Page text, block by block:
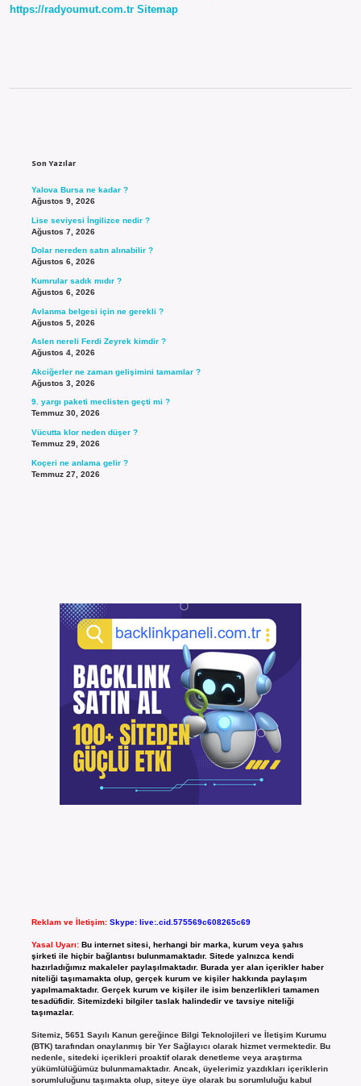
https://radyoumut.com.tr Sitemap
Son Yazılar
Yalova Bursa ne kadar ?
Ağustos 9, 2026
Lise seviyesi İngilizce nedir ?
Ağustos 7, 2026
Dolar nereden satın alınabilir ?
Ağustos 6, 2026
Kumrular sadık mıdır ?
Ağustos 6, 2026
Avlanma belgesi için ne gerekli ?
Ağustos 5, 2026
Aslen nereli Ferdi Zeyrek kimdir ?
Ağustos 4, 2026
Akciğerler ne zaman gelişimini tamamlar ?
Ağustos 3, 2026
9. yargı paketi meclisten geçti mi ?
Temmuz 30, 2026
Vücutta klor neden düşer ?
Temmuz 29, 2026
Koçeri ne anlama gelir ?
Temmuz 27, 2026
Reklam ve İletişim: Skype: live:.cid.575569c608265c69
Yasal Uyarı: Bu internet sitesi, herhangi bir marka, kurum veya şahıs
şirketi ile hiçbir bağlantısı bulunmamaktadır. Sitede yalnızca kendi
hazırladığımız makaleler paylaşılmaktadır. Burada yer alan içerikler haber
niteliği taşımamakta olup, gerçek kurum ve kişiler hakkında paylaşım
yapılmamaktadır. Gerçek kurum ve kişiler ile isim benzerlikleri tamamen
tesadüfidir. Sitemizdeki bilgiler taslak halindedir ve tavsiye niteliği
taşımazlar.
Sitemiz, 5651 Sayılı Kanun gereğince Bilgi Teknolojileri ve İletişim Kurumu
(BTK) tarafından onaylanmış bir Yer Sağlayıcı olarak hizmet vermektedir. Bu
nedenle, sitedeki içerikleri proaktif olarak denetleme veya araştırma
yükümlülüğümüz bulunmamaktadır. Ancak, üyelerimiz yazdıkları içeriklerin
sorumluluğunu taşımakta olup, siteye üye olarak bu sorumluluğu kabul